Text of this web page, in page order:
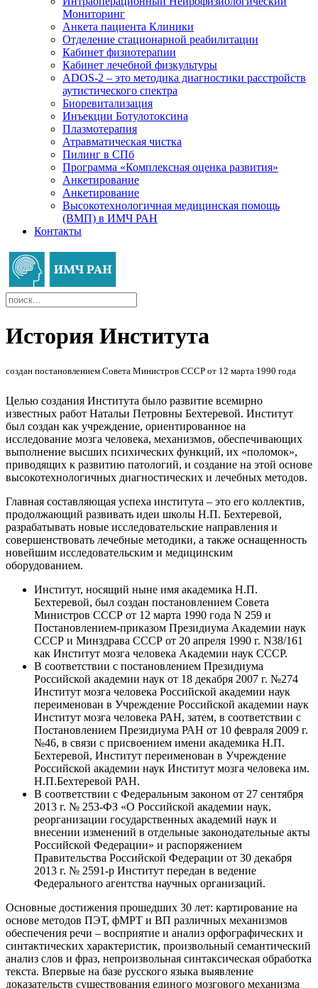
Мониторинг
Анкета пациента Клиники
Отделение стационарной реабилитации
Кабинет физиотерапии
Кабинет лечебной физкультуры
ADOS-2 – это методика диагностики расстройств
аутистического спектра
Биоревитализация
Инъекции Ботулотоксина
Плазмотерапия
Атравматическая чистка
Пилинг в СПб
Программа «Комплексная оценка развития»
Анкетирование
Анкетирование
Высокотехнологичная медицинская помощь
(ВМП) в ИМЧ РАН
Контакты
История Института
создан постановлением Совета Министров СССР от 12 марта 1990 года
Целью создания Института было развитие всемирно
известных работ Натальи Петровны Бехтеревой. Институт
был создан как учреждение, ориентированное на
исследование мозга человека, механизмов, обеспечивающих
выполнение высших психических функций, их «поломок»,
приводящих к развитию патологий, и создание на этой основе
высокотехнологичных диагностических и лечебных методов.
Главная составляющая успеха института – это его коллектив,
продолжающий развивать идеи школы Н.П. Бехтеревой,
разрабатывать новые исследовательские направления и
совершенствовать лечебные методики, а также оснащенность
новейшим исследовательским и медицинским
оборудованием.
Институт, носящий ныне имя академика Н.П.
Бехтеревой, был создан постановлением Совета
Министров СССР от 12 марта 1990 года N 259 и
Постановлением-приказом Президиума Академии наук
СССР и Минздрава СССР от 20 апреля 1990 г. N38/161
как Институт мозга человека Академии наук СССР.
В соответствии с постановлением Президиума
Российской академии наук от 18 декабря 2007 г. №274
Институт мозга человека Российской академии наук
переименован в Учреждение Российской академии наук
Институт мозга человека РАН, затем, в соответствии с
Постановлением Президиума РАН от 10 февраля 2009 г.
№46, в связи с присвоением имени академика Н.П.
Бехтеревой, Институт переименован в Учреждение
Российской академии наук Институт мозга человека им.
Н.П.Бехтеревой РАН.
В соответствии с Федеральным законом от 27 сентября
2013 г. № 253-ФЗ «О Российской академии наук,
реорганизации государственных академий наук и
внесении изменений в отдельные законодательные акты
Российской Федерации» и распоряжением
Правительства Российской Федерации от 30 декабря
2013 г. № 2591-р Институт передан в ведение
Федерального агентства научных организаций.
Основные достижения прошедших 30 лет: картирование на
основе методов ПЭТ, фМРТ и ВП различных механизмов
обеспечения речи – восприятие и анализ орфографических и
синтактических характеристик, произвольный семантический
анализ слов и фраз, непроизвольная синтаксическая обработка
текста. Впервые на базе русского языка выявление
доказательств существования единого мозгового механизма